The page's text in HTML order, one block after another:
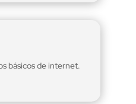
básicos de internet.